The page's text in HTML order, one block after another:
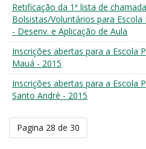
Retificação da 1ª lista de
Bolsistas/Voluntários para Escola
- Desenv. e Aplicação de Aula
Inscrições abertas para a Escola
Mauá - 2015
Inscrições abertas para a Escola
Santo André - 2015
Pagina 28 de 30